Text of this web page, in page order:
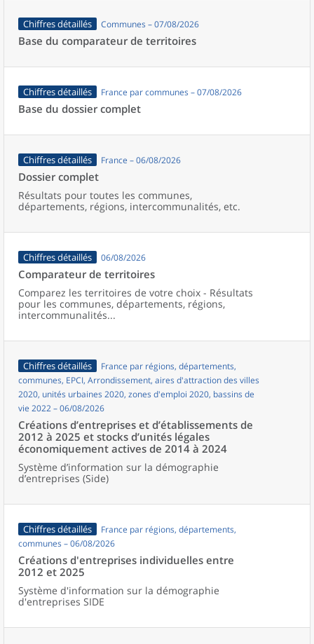
Chiffres détaillés Communes – 07/08/2026
Base du comparateur de territoires
Chiffres détaillés France par communes – 07/08/2026
Base du dossier complet
Chiffres détaillés France – 06/08/2026
Dossier complet
Résultats pour toutes les communes,
départements, régions, intercommunalités, etc.
Chiffres détaillés 06/08/2026
Comparateur de territoires
Comparez les territoires de votre choix - Résultats
pour les communes, départements, régions,
intercommunalités...
Chiffres détaillés
France par régions, départements,
communes, EPCI, Arrondissement, aires d'attraction des villes
2020, unités urbaines 2020, zones d'emploi 2020, bassins de
vie 2022 – 06/08/2026
Créations d’entreprises et d’établissements de
2012 à 2025 et stocks d’unités légales
économiquement actives de 2014 à 2024
Système d’information sur la démographie
d’entreprises (Side)
Chiffres détaillés
France par régions, départements,
communes – 06/08/2026
Créations d'entreprises individuelles entre
2012 et 2025
Système d'information sur la démographie
d'entreprises SIDE